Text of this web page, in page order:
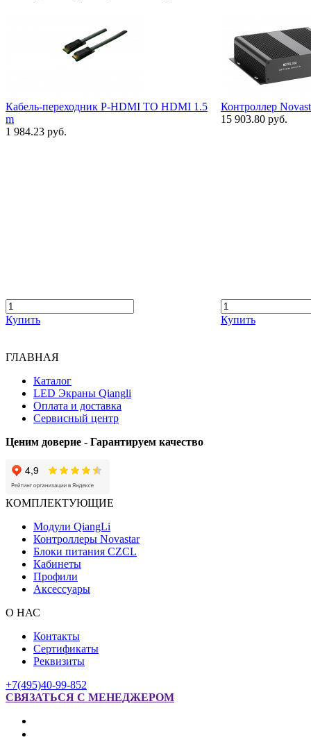
Кабель-переходник P-HDMI TO HDMI 1.5
m
1 984.23 руб.
Купить
Контроллер
15 903.80 руб.
Купить
ГЛАВНАЯ
Каталог
LED Экраны Qiangli
Оплата и доставка
Сервисный центр
Ценим доверие - Гарантируем качество
КОМПЛЕКТУЮЩИЕ
Модули QiangLi
Контроллеры Novastar
Блоки питания CZCL
Кабинеты
Профили
Аксессуары
О НАС
Контакты
Сертификаты
Реквизиты
+7(495)40-99-852
СВЯЗАТЬСЯ С МЕНЕДЖЕРОМ